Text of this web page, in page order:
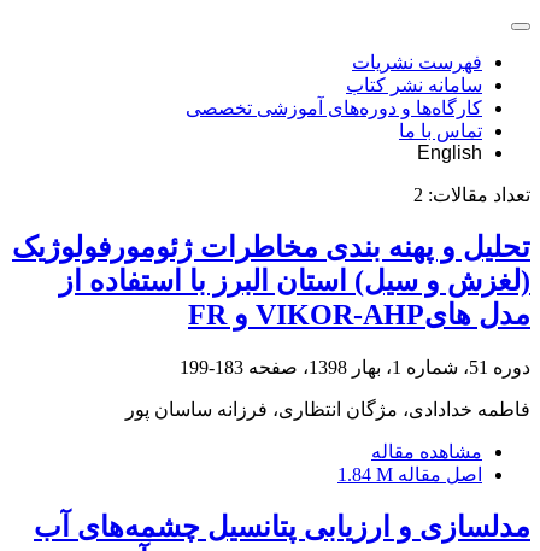
فهرست نشریات
سامانه نشر کتاب
کارگاه‌ها و دوره‌های آموزشی تخصصی
تماس با ما
English
تعداد مقالات: 2
تحلیل و پهنه‏ بندی مخاطرات ژئومورفولوژیک
(لغزش و سیل) استان البرز با استفاده از
مدل‏ هایVIKOR-AHP و FR
دوره 51، شماره 1، بهار 1398، صفحه 183-199
فاطمه خدادادی، مژگان انتظاری، فرزانه ساسان پور
مشاهده مقاله
اصل مقاله 1.84 M
مدلسازی و ارزیابی پتانسیل چشمه‌های آب